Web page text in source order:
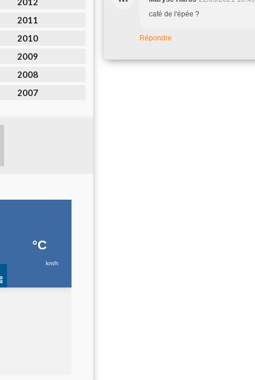
2011
2010
2009
2008
2007
café de l'épée ?
Répondre